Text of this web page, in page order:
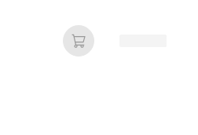
Caractéristiques
Ajouter au panier